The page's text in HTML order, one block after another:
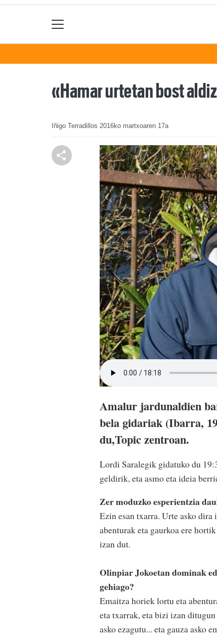
«Hamar urtetan bost
Iñigo Terradillos 2016ko martxoaren 17a
Amalur jardunaldien
bela gidariak (Ibarra,
du,Topic zentroan.
Lordi Saralegik gidatuko du
geldirik, eta asmo eta ideia
Zer moduzko esperientzia
Ezin esan txarra. Urte asko
abenturak eta gaurkoa ere
izan dut.
Olinpiar Jokoetan dominak
gehiago?
Emaitza horiek lortu eta
eta txarrak, eta bizi izan
asko ezagutu... eta gauza asko